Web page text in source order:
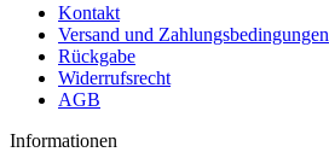
Kontakt
Versand und Zahlungsbedingungen
Rückgabe
Widerrufsrecht
AGB
Informationen